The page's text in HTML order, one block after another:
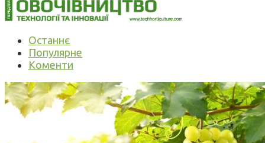
Останнє
Популярне
Коменти